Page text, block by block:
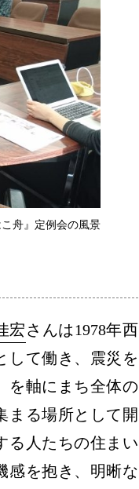
舟』定例会の風景
宏さんは1978年西
して働き、震災を
を軸にまち全体の
まる場所として開
る人たちの住まい
感を抱き、明晰な